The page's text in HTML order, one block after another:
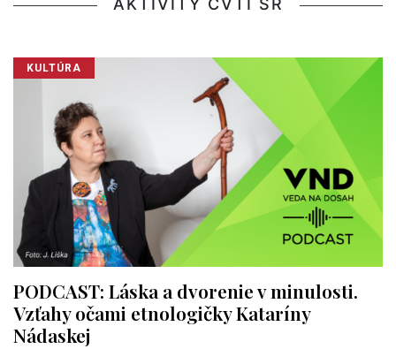
AKTIVITY CVTI SR
KULTÚRA
PODCAST: Láska a dvorenie v minulosti.
Vzťahy očami etnologičky Kataríny
Nádaskej